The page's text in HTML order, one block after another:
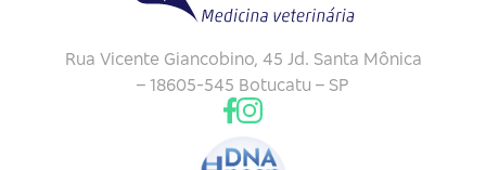
Rua Vicente Giancobino, 45 Jd. Santa Mônica
– 18605-545 Botucatu – SP